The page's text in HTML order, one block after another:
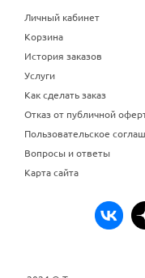
Личный кабинет
Корзина
История заказов
Услуги
Как сделать заказ
Отказ от публичной
Пользовательское
Вопросы и ответы
Карта сайта